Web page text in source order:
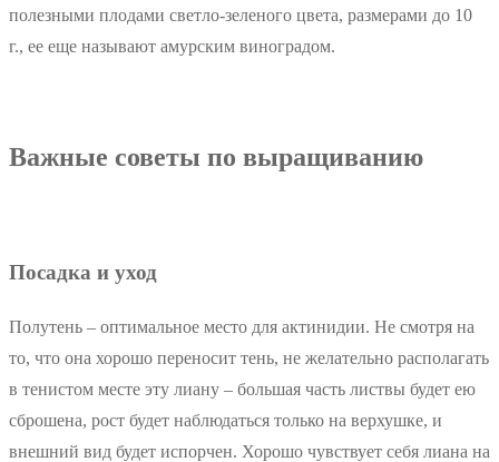
полезными плодами светло-зеленого цвета, размерами до 10
г., ее еще называют амурским виноградом.
Важные советы по выращиванию
Посадка и уход
Полутень – оптимальное место для актинидии. Не смотря на
то, что она хорошо переносит тень, не желательно располагать
в тенистом месте эту лиану – большая часть листвы будет ею
сброшена, рост будет наблюдаться только на верхушке, и
внешний вид будет испорчен. Хорошо чувствует себя лиана на